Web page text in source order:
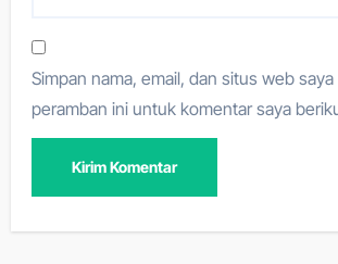
Simpan nama, email, dan situs web saya
peramban ini untuk komentar saya